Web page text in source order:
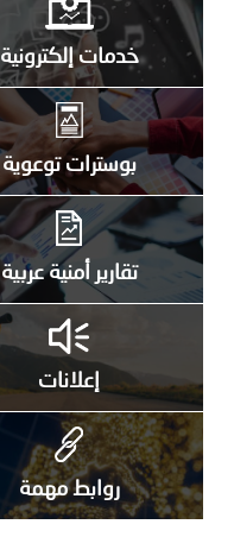
خدمات إلكترونية
بوسترات توعوية
تقارير أمنية عربية
إعلانات
روابط مهمة